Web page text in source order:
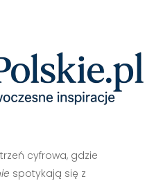
cyfrowa, gdzie
spotykają się z